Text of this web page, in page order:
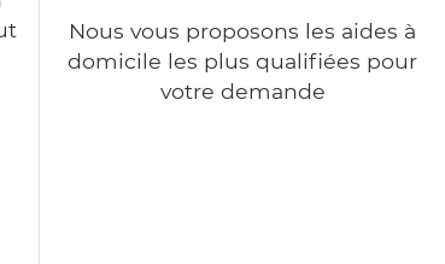
Nous vous proposons les aides à
domicile les plus qualifiées pour
votre demande